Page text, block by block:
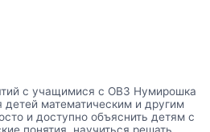
с учащимися с ОВЗ Нумирошка
математическим и другим
и доступно объяснить детям с